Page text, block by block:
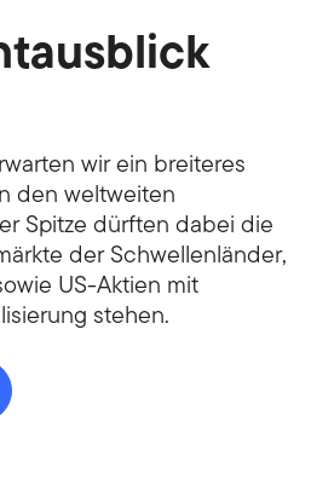
wir ein breiteres
den weltweiten
Spitze dürften dabei die
der Schwellenländer,
US-Aktien mit
stehen.